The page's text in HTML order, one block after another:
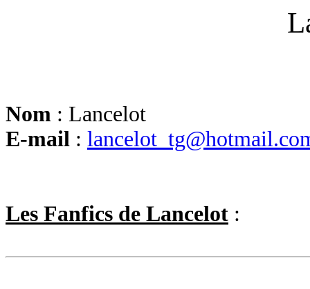
Nom : Lancelot
E-mail :
Les Fanfics de Lancelot :